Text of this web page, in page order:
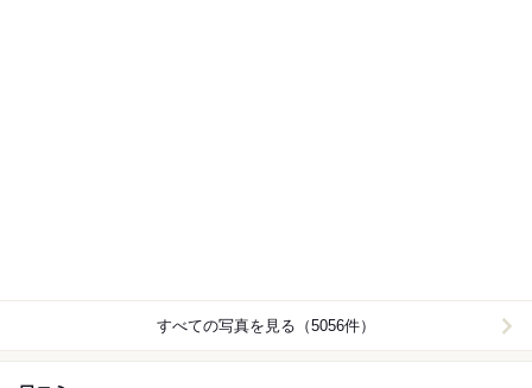
すべての写真を見る（5056件）